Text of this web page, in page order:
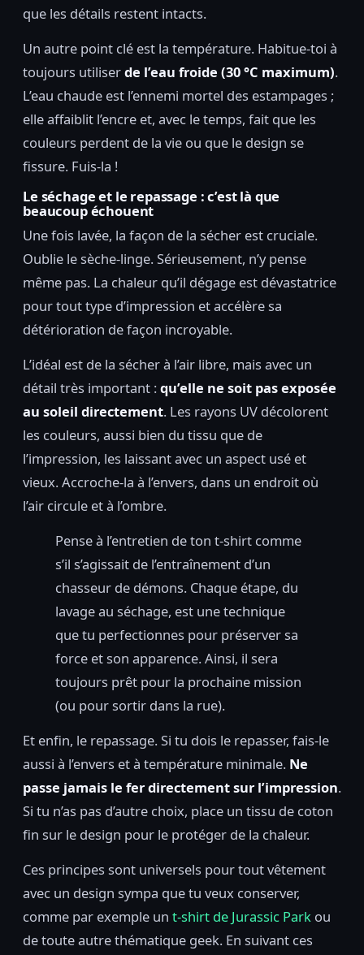
que les détails restent intacts.
Un autre point clé est la température. Habitue-toi à
toujours utiliserde l’eau froide (30 °C maximum).
L’eau chaude est l’ennemi mortel des estampages ;
elle affaiblit l’encre et, avec le temps, fait que les
couleurs perdent de la vie ou que le design se
fissure. Fuis-la !
Le séchage et le repassage : c’est là que
beaucoup échouent
Une fois lavée, la façon de la sécher est cruciale.
Oublie le sèche-linge. Sérieusement, n’y pense
même pas. La chaleur qu’il dégage est dévastatrice
pour tout type d’impression et accélère sa
détérioration de façon incroyable.
L’idéal est de la sécher à l’air libre, mais avec un
détail très important :qu’elle ne soit pas exposée
au soleil directement. Les rayons UV décolorent
les couleurs, aussi bien du tissu que de
l’impression, les laissant avec un aspect usé et
vieux. Accroche-la à l’envers, dans un endroit où
l’air circule et à l’ombre.
Pense à l’entretien de ton t-shirt comme
s’il s’agissait de l’entraînement d’un
chasseur de démons. Chaque étape, du
lavage au séchage, est une technique
que tu perfectionnes pour préserver sa
force et son apparence. Ainsi, il sera
toujours prêt pour la prochaine mission
(ou pour sortir dans la rue).
Et enfin, le repassage. Si tu dois le repasser, fais-le
aussi à l’envers et à température minimale. Ne
passe jamais le fer directement sur l’impression.
Si tu n’as pas d’autre choix, place un tissu de coton
fin sur le design pour le protéger de la chaleur.
Ces principes sont universels pour tout vêtement
avec un design sympa que tu veux conserver,
comme par exemple un t-shirt de Jurassic Park ou
de toute autre thématique geek. En suivant ces